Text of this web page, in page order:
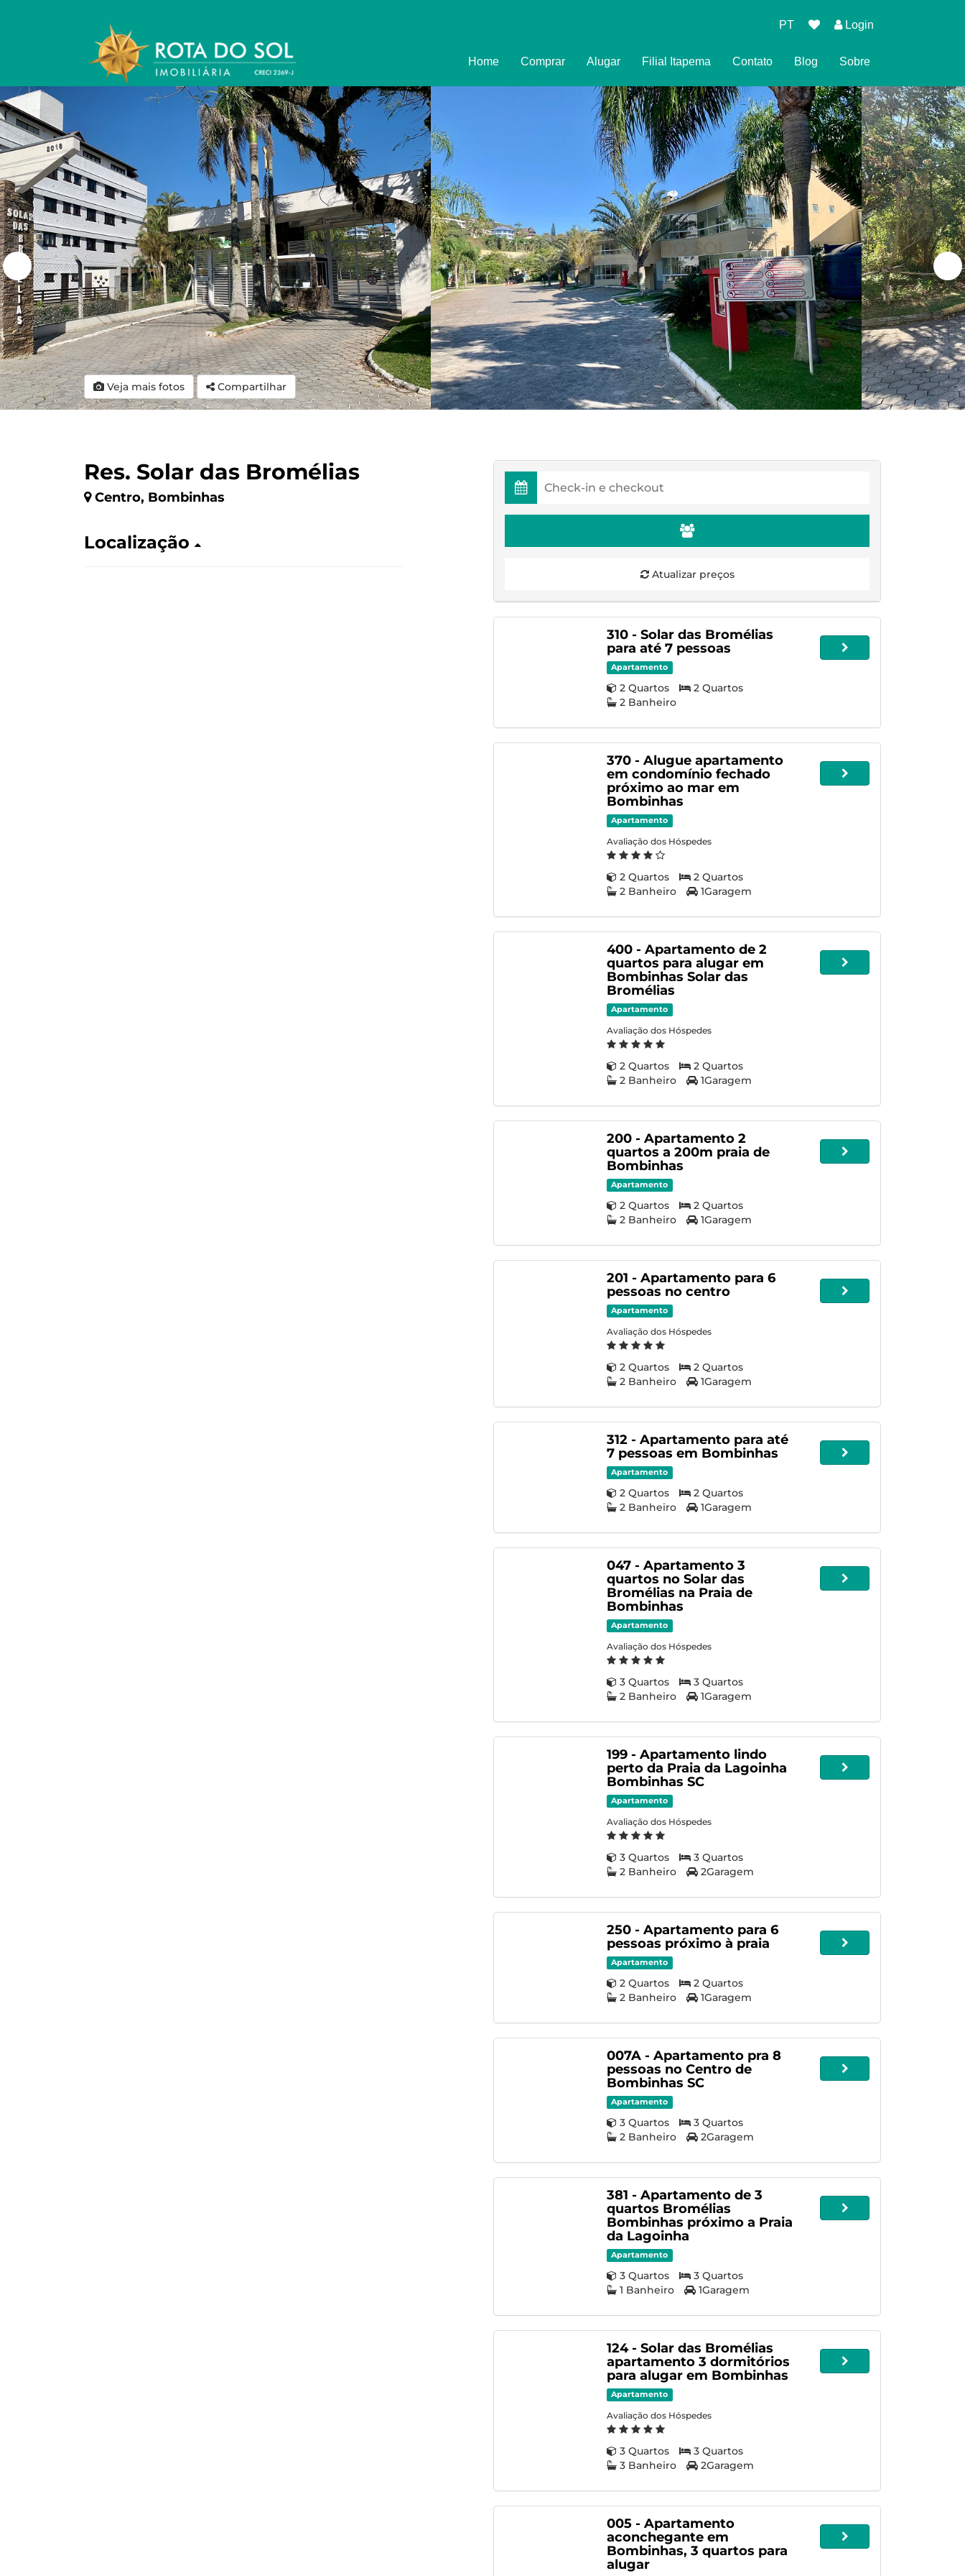
PT Login
Home Comprar Alugar
Imóveis
Formulário de Reserva
Promoções
Política de Privacidade
Termo e Condições para Reservar
Filial Itapema Contato Blog Sobre
Veja mais fotos Compartilhar
Res. Solar das Bromélias
Centro, Bombinhas
Localização
Atualizar preços
310 - Solar das Bromélias
para até 7 pessoas
Apartamento
2 Quartos
2 Quartos
2 Banheiro
370 - Alugue apartamento
em condomínio fechado
próximo ao mar em
Bombinhas
Apartamento
Avaliação dos Hóspedes
2 Quartos
2 Quartos
2 Banheiro
1Garagem
400 - Apartamento de 2
quartos para alugar em
Bombinhas Solar das
Bromélias
Apartamento
Avaliação dos Hóspedes
2 Quartos
2 Quartos
2 Banheiro
1Garagem
200 - Apartamento 2
quartos a 200m praia de
Bombinhas
Apartamento
2 Quartos
2 Quartos
2 Banheiro
1Garagem
201 - Apartamento para 6
pessoas no centro
Apartamento
Avaliação dos Hóspedes
2 Quartos
2 Quartos
2 Banheiro
1Garagem
312 - Apartamento para até
7 pessoas em Bombinhas
Apartamento
2 Quartos
2 Quartos
2 Banheiro
1Garagem
047 - Apartamento 3
quartos no Solar das
Bromélias na Praia de
Bombinhas
Apartamento
Avaliação dos Hóspedes
3 Quartos
3 Quartos
2 Banheiro
1Garagem
199 - Apartamento lindo
perto da Praia da Lagoinha
Bombinhas SC
Apartamento
Avaliação dos Hóspedes
3 Quartos
3 Quartos
2 Banheiro
2Garagem
250 - Apartamento para 6
pessoas próximo à praia
Apartamento
2 Quartos
2 Quartos
2 Banheiro
1Garagem
007A - Apartamento pra 8
pessoas no Centro de
Bombinhas SC
Apartamento
3 Quartos
3 Quartos
2 Banheiro
2Garagem
381 - Apartamento de 3
quartos Bromélias
Bombinhas próximo a Praia
da Lagoinha
Apartamento
3 Quartos
3 Quartos
1 Banheiro
1Garagem
124 - Solar das Bromélias
apartamento 3 dormitórios
para alugar em Bombinhas
Apartamento
Avaliação dos Hóspedes
3 Quartos
3 Quartos
3 Banheiro
2Garagem
005 - Apartamento
aconchegante em
Bombinhas, 3 quartos para
alugar